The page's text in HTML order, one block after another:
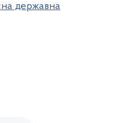
державна